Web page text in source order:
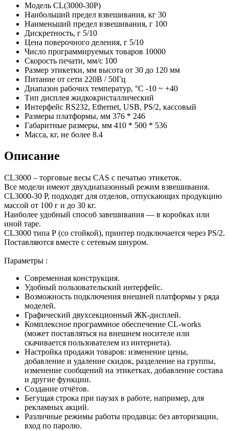
Модель CL(3000-30P)
Наибольший предел взвешивания, кг 30
Наименьший предел взвешивания, г 100
Дискретность, г 5/10
Цена поверочного деления, г 5/10
Число программируемых товаров 10000
Скорость печати, мм/с 100
Размер этикетки, мм высота от 30 до 120 мм
Питание от сети 220В / 50Гц
Диапазон рабочих температур, °C -10 ~ +40
Тип дисплея жидкокристаллический
Интерфейс RS232, Ethernet, USB, PS/2, кассовый
Размеры платформы, мм 376 * 246
Габаритные размеры, мм 410 * 500 * 536
Масса, кг, не более 8.4
Описание
CL3000 – торговые весы CAS с печатью этикеток.
Все модели имеют двухдиапазонный режим взвешивания.
CL3000-30 P, подходят для отделов, отпускающих продукцию
массой от 100 г и до 30 кг.
Наиболее удобный способ завешивания — в коробках или
иной таре.
CL3000 типа Р (со стойкой), принтер подключается через PS/2.
Поставляются вместе с сетевым шнуром.
Параметры :
Современная конструкция.
Удобный пользовательский интерфейс.
Возможность подключения внешней платформы у ряда
моделей.
Графический двухсекционный ЖК-дисплей.
Комплексное программное обеспечение CL-works
(может поставляться на внешнем носителе или
скачивается пользователем из интернета).
Настройка продажи товаров: изменение цены,
добавление и удаление скидок, разделение на группы,
изменение сообщений на этикетках, добавление состава
и другие функции.
Создание отчётов.
Бегущая строка при паузах в работе, например, для
рекламных акций.
Различные режимы работы продавца: без авторизации,
вход по паролю.